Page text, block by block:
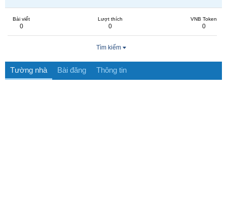
Bài viết
0
Lượt thích
0
VNB Token
0
Tìm kiếm
Tường nhà Bài đăng Thông tin